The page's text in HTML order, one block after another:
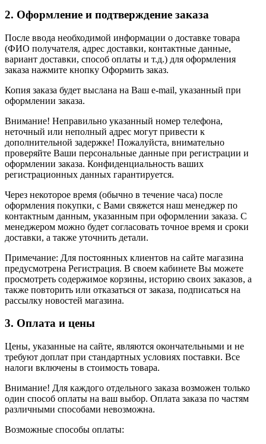
2. Оформление и подтверждение заказа
После ввода необходимой информации о доставке товара
(ФИО получателя, адрес доставки, контактные данные,
вариант доставки, способ оплаты и т.д.) для оформления
заказа нажмите кнопку Оформить заказ.
Копия заказа будет выслана на Ваш e-mail, указанный при
оформлении заказа.
Внимание! Неправильно указанный номер телефона,
неточный или неполный адрес могут привести к
дополнительной задержке! Пожалуйста, внимательно
проверяйте Ваши персональные данные при регистрации и
оформлении заказа. Конфиденциальность ваших
регистрационных данных гарантируется.
Через некоторое время (обычно в течение часа) после
оформления покупки, с Вами свяжется наш менеджер по
контактным данным, указанным при оформлении заказа. С
менеджером можно будет согласовать точное время и сроки
доставки, а также уточнить детали.
Примечание: Для постоянных клиентов на сайте магазина
предусмотрена Регистрация. В своем кабинете Вы можете
просмотреть содержимое корзины, историю своих заказов, а
также повторить или отказаться от заказа, подписаться на
рассылку новостей магазина.
3. Оплата и цены
Цены, указанные на сайте, являются окончательными и не
требуют доплат при стандартных условиях поставки. Все
налоги включены в стоимость товара.
Внимание! Для каждого отдельного заказа возможен только
один способ оплаты на ваш выбор. Оплата заказа по частям
различными способами невозможна.
Возможные способы оплаты: